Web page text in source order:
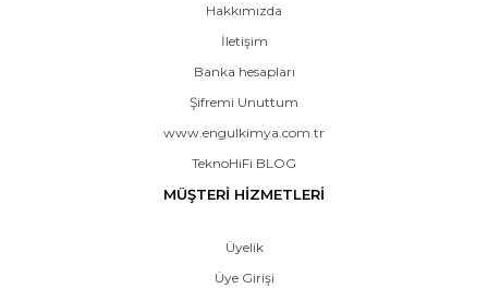
Hakkımızda
İletişim
Banka hesapları
Şifremi Unuttum
www.engulkimya.com.tr
TeknoHiFi BLOG
MÜŞTERİ HİZMETLERİ
Üyelik
Üye Girişi